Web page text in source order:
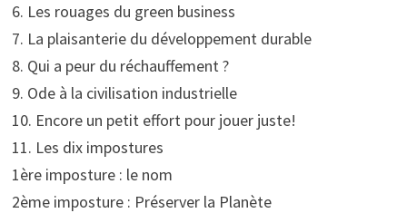
6. Les rouages du green business
7. La plaisanterie du développement durable
8. Qui a peur du réchauffement ?
9. Ode à la civilisation industrielle
10. Encore un petit effort pour jouer juste!
11. Les dix impostures
1ère imposture : le nom
2ème imposture : Préserver la Planète